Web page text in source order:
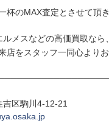
杯のMAX査定とさせて頂
メスなどの高価買取なら
店をスタッフ一同心より
区駒川4-12-21